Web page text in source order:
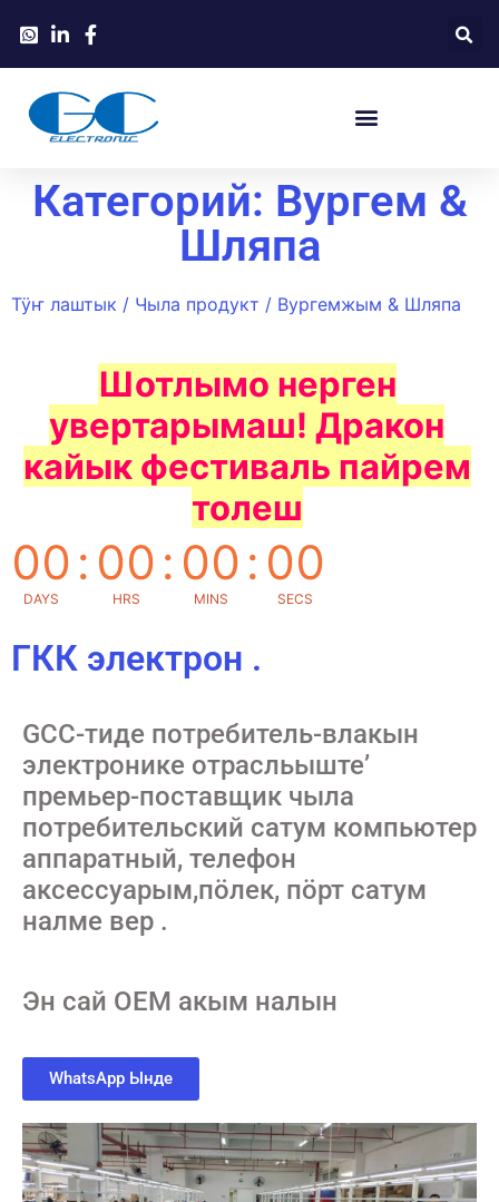
Категорий: Вургем &
Шляпа
Тӱҥ лаштык / Чыла продукт / Вургемжым & Шляпа
Шотлымо нерген
увертарымаш! Дракон
кайык фестиваль пайрем
толеш
00
DAYS
: 00
HRS
: 00
MINS
: 00
SECS
ГКК электрон .
GCC-тиде потребитель-влакын
электронике отрасльыште’
премьер-поставщик чыла
потребительский сатум компьютер
аппаратный, телефон
аксессуарым,пӧлек, пӧрт сатум
налме вер .
Эн сай OEM акым налын
WhatsApp Ынде